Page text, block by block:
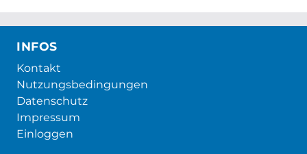
INFOS
Kontakt
Nutzungsbedingungen
Datenschutz
Impressum
Einloggen